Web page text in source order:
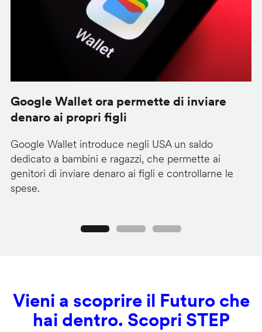
Google Wallet ora permette di inviare
denaro ai propri figli
Google Wallet introduce negli USA un saldo
dedicato a bambini e ragazzi, che permette ai
genitori di inviare denaro ai figli e controllarne le
spese.
Vieni a scoprire il Futuro che
hai dentro. Scopri STEP